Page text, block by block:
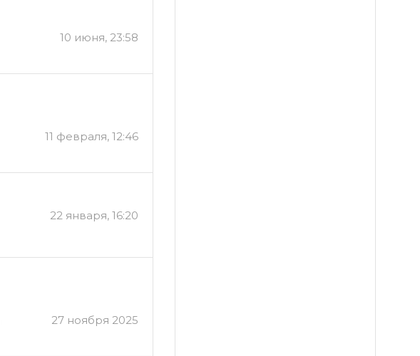
10 июня, 23:58
11 февраля, 12:46
22 января, 16:20
27 ноября 2025